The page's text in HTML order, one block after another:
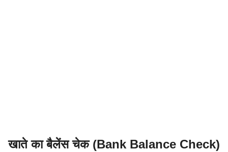
खाते का बैलेंस चेक (Bank Balance Check)